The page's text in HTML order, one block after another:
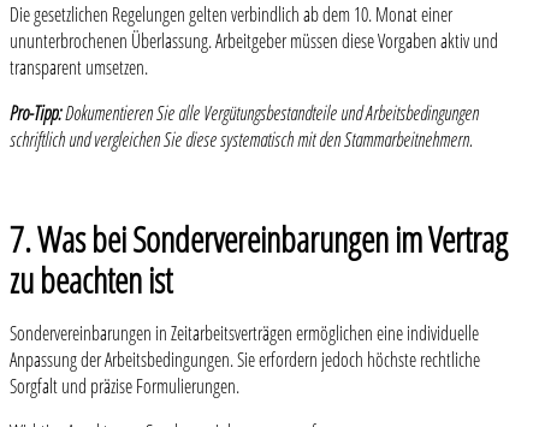
Die gesetzlichen Regelungen gelten verbindlich ab dem 10. Monat einer
ununterbrochenen Überlassung. Arbeitgeber müssen diese Vorgaben aktiv und
transparent umsetzen.
Pro-Tipp:Dokumentieren Sie alle Vergütungsbestandteile und Arbeitsbedingungen
schriftlich und vergleichen Sie diese systematisch mit den Stammarbeitnehmern.
7. Was bei Sondervereinbarungen im Vertrag
zu beachten ist
Sondervereinbarungen in Zeitarbeitsverträgen ermöglichen eine individuelle
Anpassung der Arbeitsbedingungen. Sie erfordern jedoch höchste rechtliche
Sorgfalt und präzise Formulierungen.